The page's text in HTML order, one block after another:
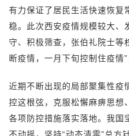
有力保证了居民生活快速恢复
稳。此次西安疫情规模较大、
守、积极筛查，张伯礼院士等
断疫情，一月下旬控制住疫情
近期不断出现的局部聚集性疫
控这根弦，克服松懈麻痹思想
各项防控措施落实落地。我国